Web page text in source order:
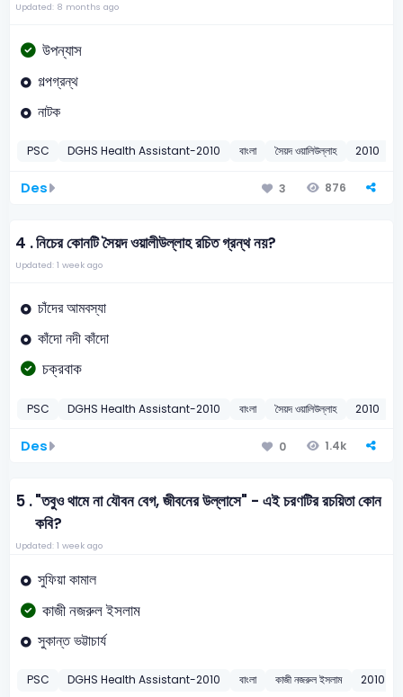
Updated: 8 months ago
উপন্যাস
গল্পগ্রন্থ
নাটক
PSC DGHS Health Assistant-2010 বাংলা সৈয়দ ওয়ালিউল্লাহ 2010
Des 3 876
4 .নিচের কোনটি সৈয়দ ওয়ালীউল্লাহ রচিত গ্রন্থ নয়?
Updated: 1 week ago
চাঁদের আমবস্যা
কাঁদো নদী কাঁদো
চক্রবাক
PSC DGHS Health Assistant-2010 বাংলা সৈয়দ ওয়ালিউল্লাহ 2010
Des 0 1.4k
5 ."তবুও থামে না যৌবন বেগ, জীবনের উল্লাসে" - এই চরণটির রচয়িতা কোন
কবি?
Updated: 1 week ago
সুফিয়া কামাল
কাজী নজরুল ইসলাম
সুকান্ত ভট্টাচার্য
PSC DGHS Health Assistant-2010 বাংলা কাজী নজরুল ইসলাম 2010